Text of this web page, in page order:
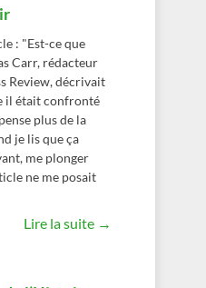
: "Est-ce que
Carr, rédacteur
Review, décrivait
il était confronté
plus de la
je lis que ça
me plonger
ne me posait
Lire la suite →